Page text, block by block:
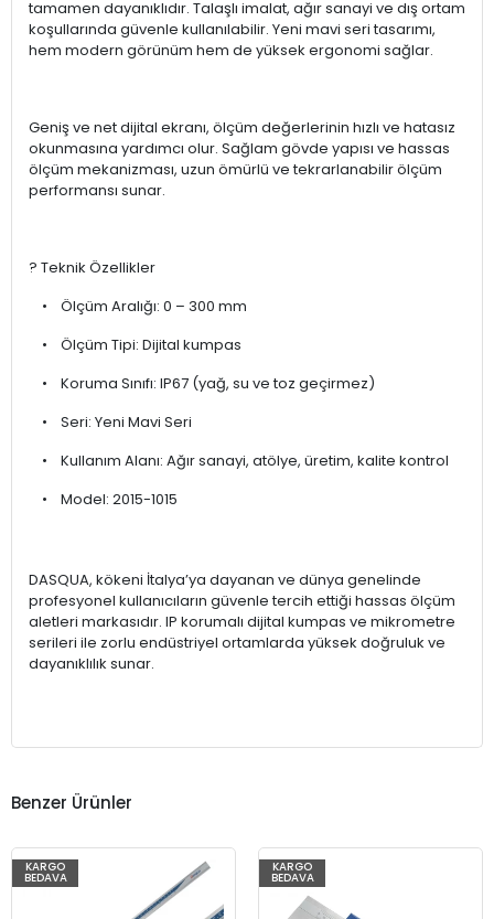
tamamen dayanıklıdır. Talaşlı imalat, ağır sanayi ve dış ortam
koşullarında güvenle kullanılabilir. Yeni mavi seri tasarımı,
hem modern görünüm hem de yüksek ergonomi sağlar.
Geniş ve net dijital ekranı, ölçüm değerlerinin hızlı ve hatasız
okunmasına yardımcı olur. Sağlam gövde yapısı ve hassas
ölçüm mekanizması, uzun ömürlü ve tekrarlanabilir ölçüm
performansı sunar.
? Teknik Özellikler
• Ölçüm Aralığı: 0 – 300 mm
• Ölçüm Tipi: Dijital kumpas
• Koruma Sınıfı: IP67 (yağ, su ve toz geçirmez)
• Seri: Yeni Mavi Seri
• Kullanım Alanı: Ağır sanayi, atölye, üretim, kalite kontrol
• Model: 2015-1015
DASQUA, kökeni İtalya’ya dayanan ve dünya genelinde
profesyonel kullanıcıların güvenle tercih ettiği hassas ölçüm
aletleri markasıdır. IP korumalı dijital kumpas ve mikrometre
serileri ile zorlu endüstriyel ortamlarda yüksek doğruluk ve
dayanıklılık sunar.
Benzer Ürünler
KARGO
BEDAVA
KARGO
BEDAVA